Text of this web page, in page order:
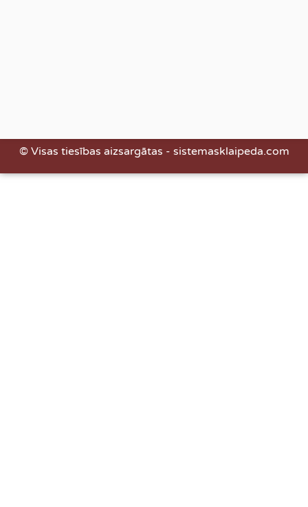
© Visas tiesības aizsargātas - sistemasklaipeda.com